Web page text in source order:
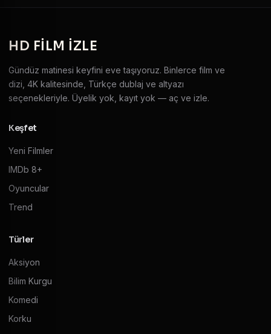
HD FILM IZLE
Gündüz matinesi keyfini eve taşıyoruz. Binlerce film ve
dizi, 4K kalitesinde, Türkçe dublaj ve altyazı
seçenekleriyle. Üyelik yok, kayıt yok — aç ve izle.
Keşfet
Yeni Filmler
IMDb 8+
Oyuncular
Trend
Türler
Aksiyon
Bilim Kurgu
Komedi
Korku